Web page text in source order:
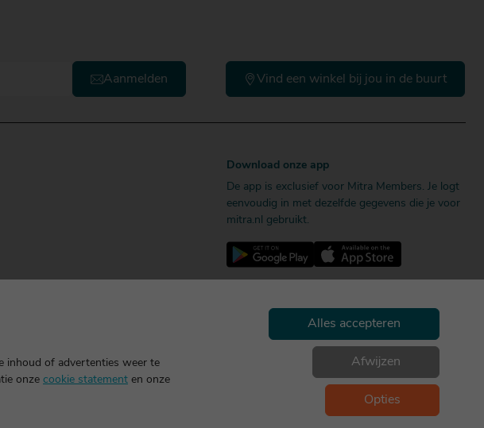
Aanmelden Vind een winkel bij jou in de buurt
Download onze app
De app is exclusief voor Mitra Members. Je logt
eenvoudig in met dezelfde gegevens die je voor
mitra.nl gebruikt.
Geniet, maar drink met mate. Geen 18 geen alcohol
inhoud of advertenties weer te
onze cookie statement en onze
Alles accepteren
Afwijzen
Opties